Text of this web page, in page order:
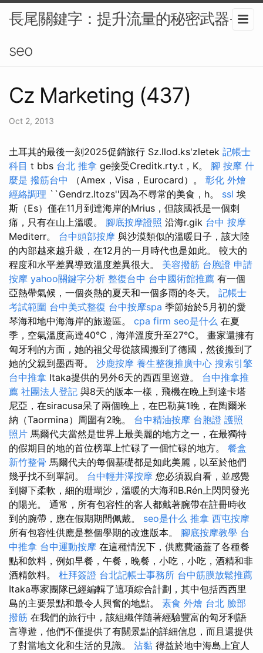
長尾關鍵字：提升流量的秘密武器-
seo
Cz Marketing (437)
Oct 2, 2013
土耳其的最後一刻2025促銷旅行 Sz.llod.ks'zletek 記帳士
科目 t bbs 台北 推拿 ge接受Creditk.rty.t，K。 腳 按摩 什
麼是 撥筋台中 （Amex，Visa，Eurocard）。 彰化 外燴
經絡調理 ``Gendrz.ltozs''因為不尋常的美食，h。 ssl 埃
斯（Es）僅在11月到達海岸的Mrius，但該國祇是一個刺
痛，只有在山上溫暖。 腳底按摩證照 沿海r.gik 台中 按摩
Mediterr。 台中頭部按摩 與沙漠類似的溫暖日子，該大陸
的內部越來越升級，在12月的一月時代也是如此。 較大的
程度和水平差異導致溫度差異很大。 美容撥筋 台胞證 申請
按摩 yahoo關鍵字分析 整復台中 台中國術館推薦 有一個
亞熱帶氣候，一個炎熱的夏天和一個多雨的冬天。 記帳士
考試範圍 台中美式整復 台中按摩spa 季節始於5月初的愛
琴海和地中海海岸的旅遊區。 cpa firm seo是什么 在夏
季，空氣溫度高達40°C，海洋溫度升至27°C。 畫家還擁有
匈牙利的方面，她的祖父母從該國搬到了德國，然後搬到了
她的父親到墨西哥。 沙鹿按摩 養生整復推廣中心 搜索引擎
台中推拿 Itaka提供的另外6天的西西里巡遊。 台中推拿推
薦 社團法人登記 與8天的版本一樣，飛機在晚上到達卡塔
尼亞，在siracusa呆了兩個晚上，在巴勒莫1晚，在陶爾米
納（Taormina）周圍有2晚。 台中精油按摩 台胞證 護照
照片 馬爾代夫當然是世界上最美麗的地方之一，在最獨特
的假期目的地的首位榜單上忙碌了一個忙碌的地方。 餐盒
新竹整骨 馬爾代夫的每個基礎都是如此美麗，以至於他們
幾乎找不到單詞。 台中輕井澤按摩 您必須親自看，並感覺
到腳下柔軟，細的珊瑚沙，溫暖的大海和B.Rén上閃閃發光
的陽光。 通常，所有包容性的客人都戴著腕帶在註冊時收
到的腕帶，應在假期期間佩戴。 seo是什么 推拿 西屯按摩
所有包容性供應是整個學期的改進版本。 腳底按摩教學 台
中推拿 台中運動按摩 在這種情況下，供應費涵蓋了各種餐
點和飲料，例如早餐，午餐，晚餐，小吃，小吃，酒精和非
酒精飲料。 杜拜簽證 台北記帳士事務所 台中筋膜放鬆推薦
Itaka專家團隊已經編輯了這項綜合計劃，其中包括西西里
島的主要景點和最令人興奮的地點。 素食 外燴 台北 臉部
撥筋 在我們的旅行中，該組織伴隨著經驗豐富的匈牙利語
言導遊，他們不僅提供了有關景點的詳細信息，而且還提供
了對當地文化和生活的見識。 沾黏 得益於地中海島上宜人